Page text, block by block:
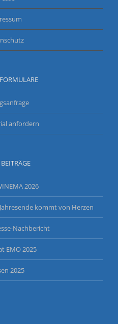
anfordern
kommt von Herzen
Nachbericht
EMO 2025
2025